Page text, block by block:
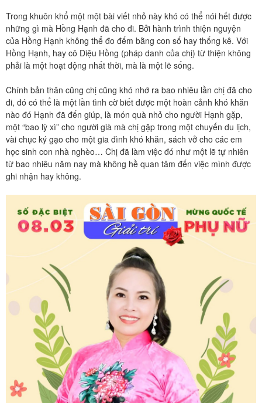
Trong khuôn khổ một một bài viết nhỏ này khó có thể nói hết được
những gì mà Hồng Hạnh đã cho đi. Bởi hành trình thiện nguyện
của Hồng Hạnh không thể đo đếm bằng con số hay thống kê. Với
Hồng Hạnh, hay cô Diệu Hồng (pháp danh của chị) từ thiện không
phải là một hoạt động nhất thời, mà là một lẽ sống.
Chính bản thân cũng chị cũng khó nhớ ra bao nhiêu lần chị đã cho
đi, đó có thể là một lần tình cờ biết được một hoàn cảnh khó khăn
nào đó Hạnh đã đến giúp, là món quà nhỏ cho người Hạnh gặp,
một “bao lỳ xì” cho người già mà chị gặp trong một chuyến du lịch,
vài chục ký gạo cho một gia đình khó khăn, sách vở cho các em
học sinh con nhà nghèo… Chị đã làm việc đó như một lẽ tự nhiên
từ bao nhiêu năm nay mà không hề quan tâm đến việc mình được
ghi nhận hay không.